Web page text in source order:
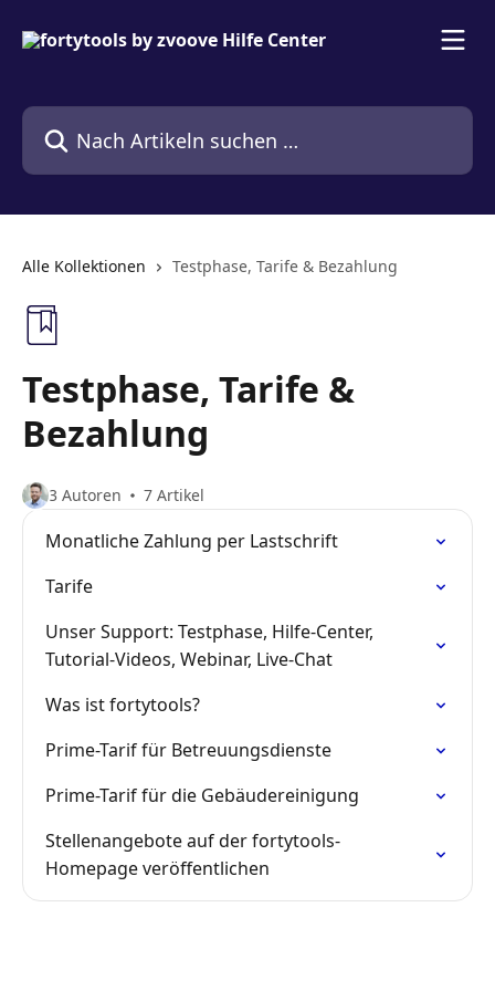
Nach Artikeln suchen …
Alle Kollektionen Testphase, Tarife & Bezahlung
Testphase, Tarife &
Bezahlung
3 Autoren 7 Artikel
Monatliche Zahlung per Lastschrift
Tarife
Unser Support: Testphase, Hilfe-Center,
Tutorial-Videos, Webinar, Live-Chat
Was ist fortytools?
Prime-Tarif für Betreuungsdienste
Prime-Tarif für die Gebäudereinigung
Stellenangebote auf der fortytools-
Homepage veröffentlichen